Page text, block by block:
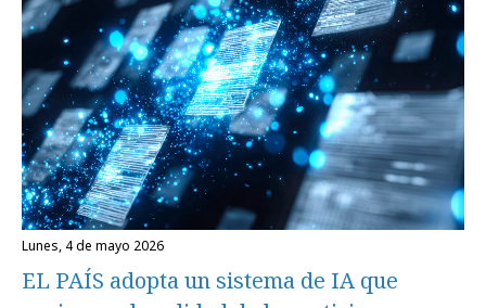
lunes, 4 de mayo 2026
EL PAÍS adopta un sistema de IA que